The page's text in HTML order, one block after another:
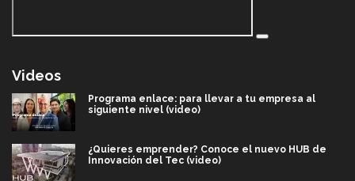
Videos
Programa enlace: para llevar a tu empresa al
siguiente nivel (video)
¿Quieres emprender? Conoce el nuevo HUB de
Innovación del Tec (video)